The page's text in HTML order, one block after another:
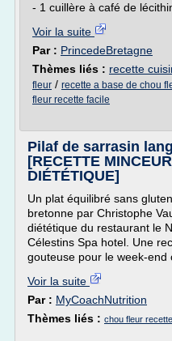
- 1 cuillère à café de
Voir la suite
Par : PrincedeBretagne
Thèmes liés : recette
fleur / recette a base de chou
fleur recette facile
Pilaf de sarrasin
[RECETTE
DIÉTÉTIQUE]
Un plat équilibré sans
bretonne par Christophe
diététique du restaurant le
Célestins Spa hotel. Une
gouteuse pour le week-end
Voir la suite
Par : MyCoachNutrition
Thèmes liés : chou fleur